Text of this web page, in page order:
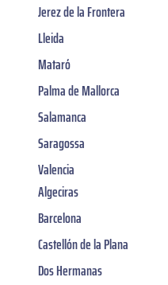
Jerez de la Frontera
Lleida
Mataró
Palma de Mallorca
Salamanca
Saragossa
Valencia
Algeciras
Barcelona
Castellón de la Plana
Dos Hermanas